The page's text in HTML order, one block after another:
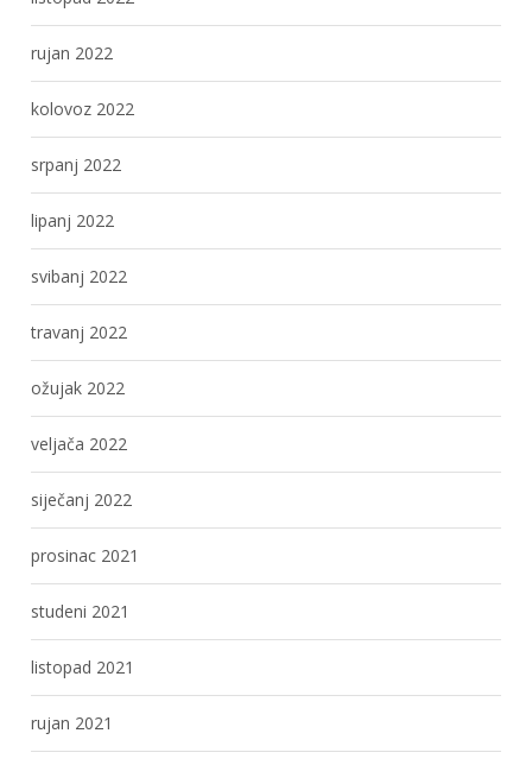
rujan 2022
kolovoz 2022
srpanj 2022
lipanj 2022
svibanj 2022
travanj 2022
ožujak 2022
veljača 2022
siječanj 2022
prosinac 2021
studeni 2021
listopad 2021
rujan 2021